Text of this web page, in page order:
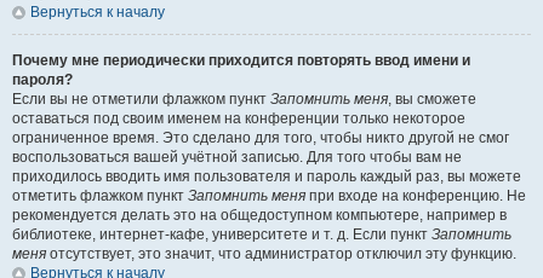
Вернуться к началу
Почему мне периодически приходится повторять ввод имени и
пароля?
Если вы не отметили флажком пункт Запомнить меня, вы сможете
оставаться под своим именем на конференции только некоторое
ограниченное время. Это сделано для того, чтобы никто другой не смог
воспользоваться вашей учётной записью. Для того чтобы вам не
приходилось вводить имя пользователя и пароль каждый раз, вы можете
отметить флажком пункт Запомнить меня при входе на конференцию. Не
рекомендуется делать это на общедоступном компьютере, например в
библиотеке, интернет-кафе, университете и т. д. Если пункт Запомнить
меня отсутствует, это значит, что администратор отключил эту функцию.
Вернуться к началу